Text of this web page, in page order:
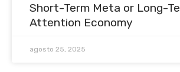
Short-Term Meta or Long-
Attention Economy
agosto 25, 2025